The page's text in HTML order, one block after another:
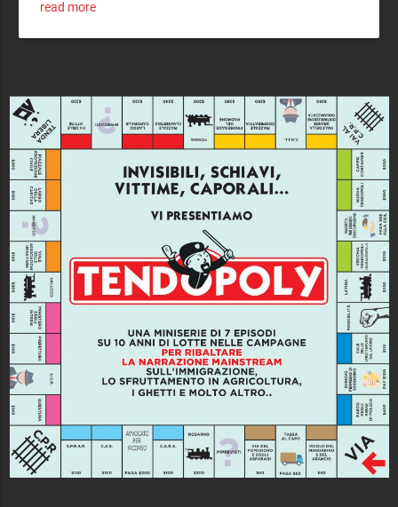
read more